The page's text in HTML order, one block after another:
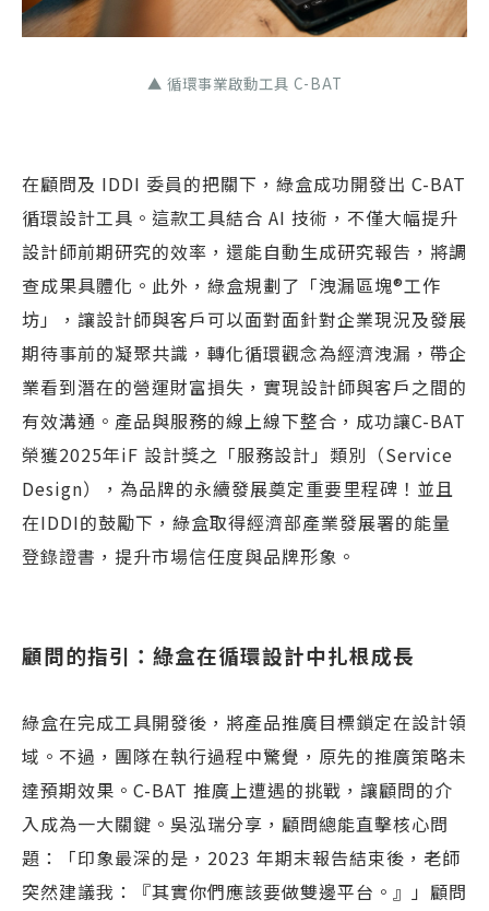
▲ 循環事業啟動工具 C-BAT
在顧問及 IDDI 委員的把關下，綠盒成功開發出 C-BAT
循環設計工具。這款工具結合 AI 技術，不僅大幅提升
設計師前期研究的效率，還能自動生成研究報告，將調
查成果具體化。此外，綠盒規劃了「洩漏區塊®工作
坊」，讓設計師與客戶可以面對面針對企業現況及發展
期待事前的凝聚共識，轉化循環觀念為經濟洩漏，帶企
業看到潛在的營運財富損失，實現設計師與客戶之間的
有效溝通。產品與服務的線上線下整合，成功讓C-BAT
榮獲2025年iF 設計獎之「服務設計」類別（Service
Design），為品牌的永續發展奠定重要里程碑！並且
在IDDI的鼓勵下，綠盒取得經濟部產業發展署的能量
登錄證書，提升市場信任度與品牌形象。
顧問的指引：綠盒在循環設計中扎根成長
綠盒在完成工具開發後，將產品推廣目標鎖定在設計領
域。不過，團隊在執行過程中驚覺，原先的推廣策略未
達預期效果。C-BAT 推廣上遭遇的挑戰，讓顧問的介
入成為一大關鍵。吳泓瑞分享，顧問總能直擊核心問
題：「印象最深的是，2023 年期末報告結束後，老師
突然建議我：『其實你們應該要做雙邊平台。』」顧問